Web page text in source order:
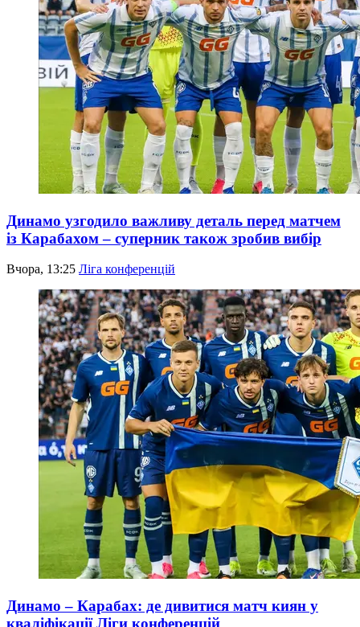
Динамо узгодило важливу деталь перед матчем
із Карабахом – суперник також зробив вибір
Вчора, 13:25 Ліга конференцій
Динамо – Карабах: де дивитися матч киян у
кваліфікації Ліги конференцій